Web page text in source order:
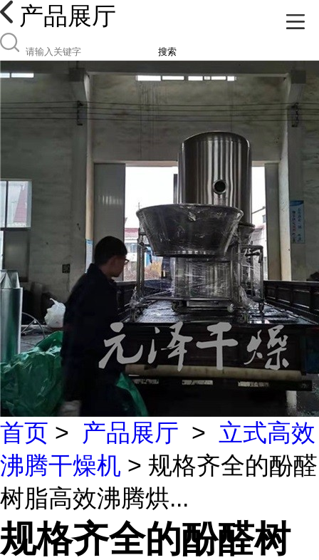
产品展厅
搜索
首页 > 产品展厅 > 立式高效
沸腾干燥机 > 规格齐全的酚醛
树脂高效沸腾烘...
规格齐全的酚醛树